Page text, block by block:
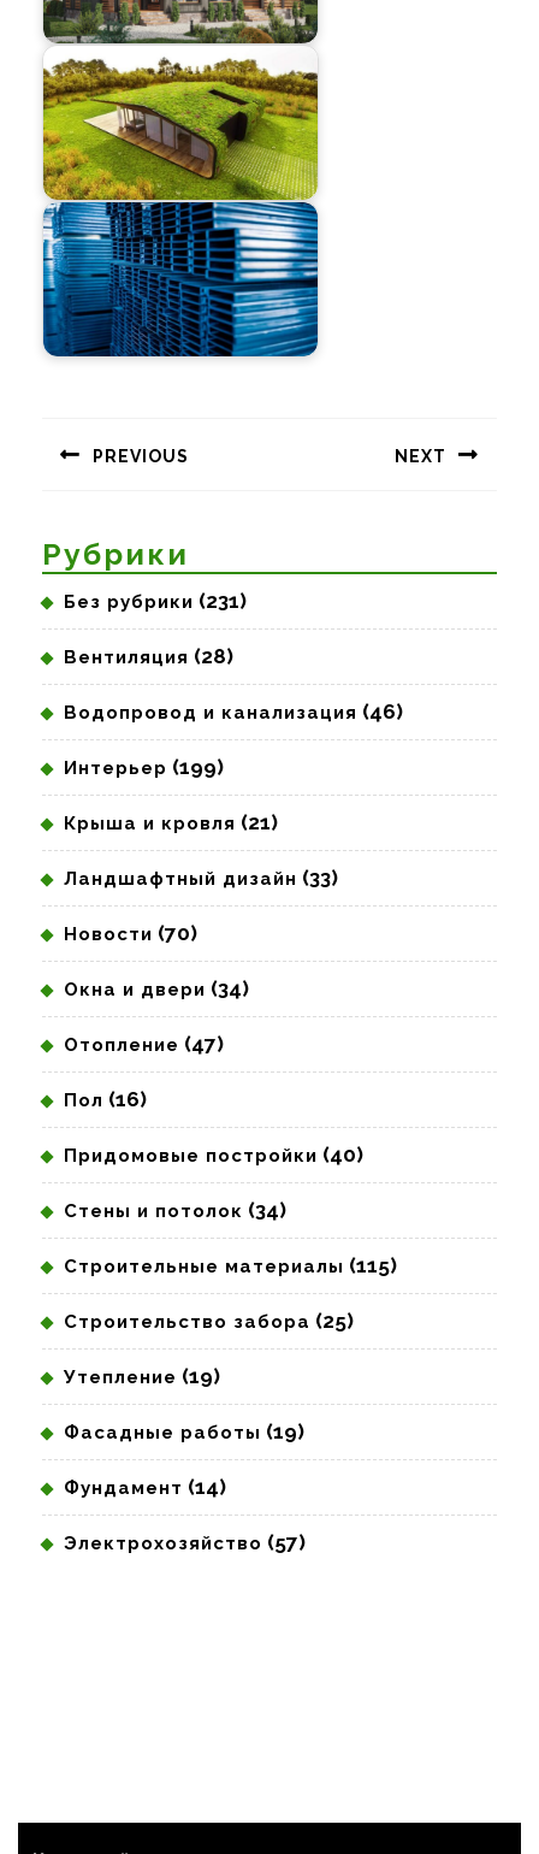
записям
PREVIOUS NEXT
Рубрики
Без рубрики (231)
Вентиляция (28)
Водопровод и канализация (46)
Интерьер (199)
Крыша и кровля (21)
Ландшафтный дизайн (33)
Новости (70)
Окна и двери (34)
Отопление (47)
Пол (16)
Придомовые постройки (40)
Стены и потолок (34)
Строительные материалы (115)
Строительство забора (25)
Утепление (19)
Фасадные работы (19)
Фундамент (14)
Электрохозяйство (57)